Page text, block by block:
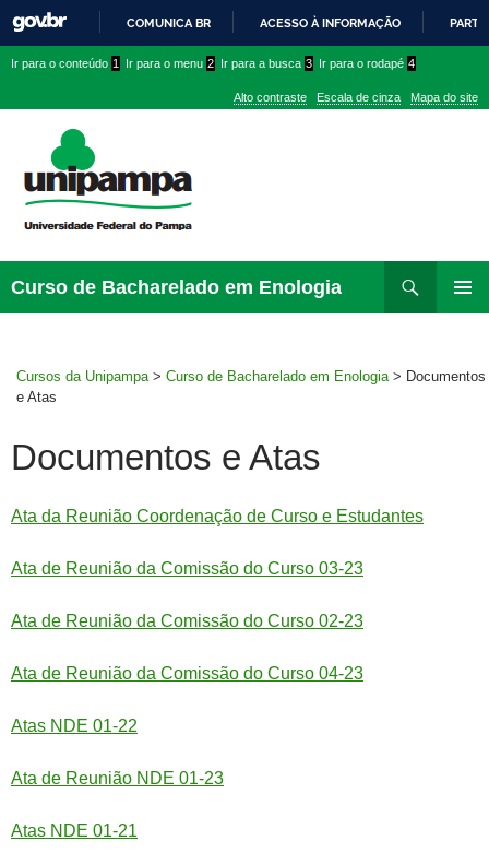
PARA
CONTEÚDO
COMUNICA BR ACESSO À INFORMAÇÃO
conteúdo
menu
superior
menu
Ir para o conteúdo 1 Ir para o menu 2 Ir para a busca 3 Ir para o rodapé 4
Alto contraste Escala de cinza Mapa do site
Curso de Bacharelado em Enologia
para
Cursos da Unipampa > Curso de Bacharelado em Enologia > Documentos
e Atas
Documentos e Atas
Ata da Reunião Coordenação de Curso e Estudantes
Ata de Reunião da Comissão do Curso 03-23
Ata de Reunião da Comissão do Curso 02-23
Ata de Reunião da Comissão do Curso 04-23
Atas NDE 01-22
Ata de Reunião NDE 01-23
Atas NDE 01-21